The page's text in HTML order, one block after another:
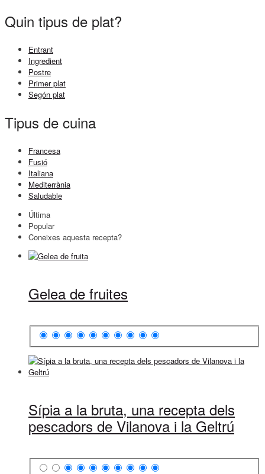
Quin tipus de plat?
Entrant
Ingredient
Postre
Primer plat
Segón plat
Tipus de cuina
Francesa
Fusió
Italiana
Mediterrània
Saludable
Última
Popular
Coneixes aquesta recepta?
Gelea de fruites
Sípia a la bruta, una recepta dels
pescadors de Vilanova i la Geltrú